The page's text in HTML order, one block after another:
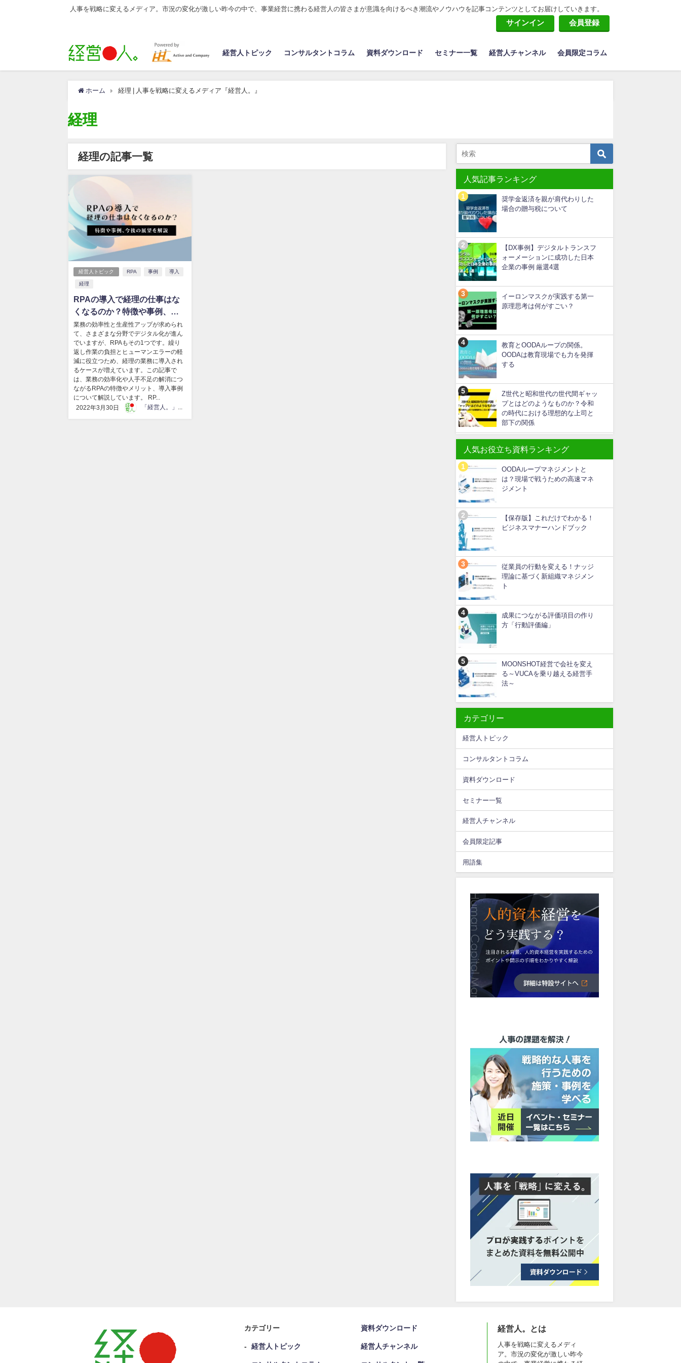
人事を戦略に変えるメディア。市況の変化が激しい昨今の中で、事業経営に携わる経営人の皆さまが意識を向けるべき潮流やノウハウを記事コンテンツとしてお届けしていきます。
サインイン 会員登録
経営人トピック コンサルタントコラム 資料ダウンロード セミナー一覧 経営人チャンネル 会員限定コラム
ホーム 経理 | 人事を戦略に変えるメディア『経営人。』
経理
経理の記事一覧
経営人トピック RPA 事例 導入
経理
RPAの導入で経理の仕事はな
くなるのか？特徴や事例、今
後の展望を解説
業務の効率性と生産性アップが求められ
て、さまざまな分野でデジタル化が進ん
でいますが、RPAもその1つです。繰り
返し作業の負担とヒューマンエラーの軽
減に役立つため、経理の業務に導入され
るケースが増えています。この記事で
は、業務の効率化や人手不足の解消につ
ながるRPAの特徴やメリット、導入事例
について解説しています。 RP...
2022年3月30日
人気記事ランキング
奨学金返済を親が肩代わりした
場合の贈与税について
【DX事例】デジタルトランスフ
ォーメーションに成功した日本
企業の事例 厳選4選
イーロンマスクが実践する第一
原理思考は何がすごい？
教育とOODAループの関係。
OODAは教育現場でも力を発揮
する
Z世代と昭和世代の世代間ギャッ
プとはどのようなものか？令和
の時代における理想的な上司と
部下の関係
人気お役立ち資料ランキング
OODAループマネジメントと
は？現場で戦うための高速マネ
ジメント
【保存版】これだけでわかる！
ビジネスマナーハンドブック
従業員の行動を変える！ナッジ
理論に基づく新組織マネジメン
ト
成果につながる評価項目の作り
方「行動評価編」
MOONSHOT経営で会社を変え
る～VUCAを乗り越える経営手
法～
カテゴリー
経営人トピック
コンサルタントコラム
資料ダウンロード
セミナー一覧
経営人チャンネル
会員限定記事
用語集
カテゴリー
経営人トピック
資料ダウンロード
経営人チャンネル
経営人。とは
人事を戦略に変えるメディ
ア。市況の変化が激しい昨今